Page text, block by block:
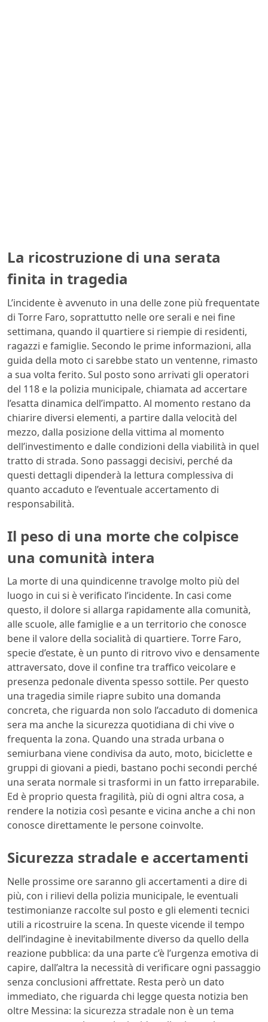
La ricostruzione di una serata
finita in tragedia
L’incidente è avvenuto in una delle zone più frequentate
di Torre Faro, soprattutto nelle ore serali e nei fine
settimana, quando il quartiere si riempie di residenti,
ragazzi e famiglie. Secondo le prime informazioni, alla
guida della moto ci sarebbe stato un ventenne, rimasto
a sua volta ferito. Sul posto sono arrivati gli operatori
del 118 e la polizia municipale, chiamata ad accertare
l’esatta dinamica dell’impatto. Al momento restano da
chiarire diversi elementi, a partire dalla velocità del
mezzo, dalla posizione della vittima al momento
dell’investimento e dalle condizioni della viabilità in quel
tratto di strada. Sono passaggi decisivi, perché da
questi dettagli dipenderà la lettura complessiva di
quanto accaduto e l’eventuale accertamento di
responsabilità.
Il peso di una morte che colpisce
una comunità intera
La morte di una quindicenne travolge molto più del
luogo in cui si è verificato l’incidente. In casi come
questo, il dolore si allarga rapidamente alla comunità,
alle scuole, alle famiglie e a un territorio che conosce
bene il valore della socialità di quartiere. Torre Faro,
specie d’estate, è un punto di ritrovo vivo e densamente
attraversato, dove il confine tra traffico veicolare e
presenza pedonale diventa spesso sottile. Per questo
una tragedia simile riapre subito una domanda
concreta, che riguarda non solo l’accaduto di domenica
sera ma anche la sicurezza quotidiana di chi vive o
frequenta la zona. Quando una strada urbana o
semiurbana viene condivisa da auto, moto, biciclette e
gruppi di giovani a piedi, bastano pochi secondi perché
una serata normale si trasformi in un fatto irreparabile.
Ed è proprio questa fragilità, più di ogni altra cosa, a
rendere la notizia così pesante e vicina anche a chi non
conosce direttamente le persone coinvolte.
Sicurezza stradale e accertamenti
Nelle prossime ore saranno gli accertamenti a dire di
più, con i rilievi della polizia municipale, le eventuali
testimonianze raccolte sul posto e gli elementi tecnici
utili a ricostruire la scena. In queste vicende il tempo
dell’indagine è inevitabilmente diverso da quello della
reazione pubblica: da una parte c’è l’urgenza emotiva di
capire, dall’altra la necessità di verificare ogni passaggio
senza conclusioni affrettate. Resta però un dato
immediato, che riguarda chi legge questa notizia ben
oltre Messina: la sicurezza stradale non è un tema